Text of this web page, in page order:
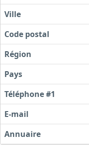
Ville
Code postal
Région
Pays
Téléphone #1
E-mail
Annuaire